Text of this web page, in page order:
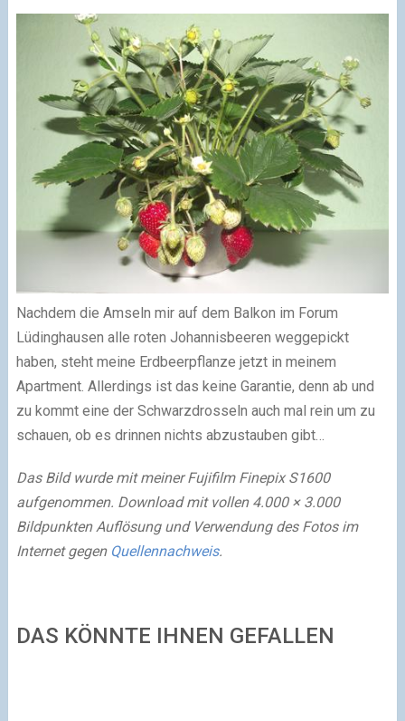
Nachdem die Amseln mir auf dem Balkon im Forum
Lüdinghausen alle roten Johannisbeeren weggepickt
haben, steht meine Erdbeerpflanze jetzt in meinem
Apartment. Allerdings ist das keine Garantie, denn ab und
zu kommt eine der Schwarzdrosseln auch mal rein um zu
schauen, ob es drinnen nichts abzustauben gibt…
Das Bild wurde mit meiner Fujifilm Finepix S1600
aufgenommen. Download mit vollen 4.000 × 3.000
Bildpunkten Auflösung und Verwendung des Fotos im
Internet gegen Quellennachweis.
DAS KÖNNTE IHNEN GEFALLEN